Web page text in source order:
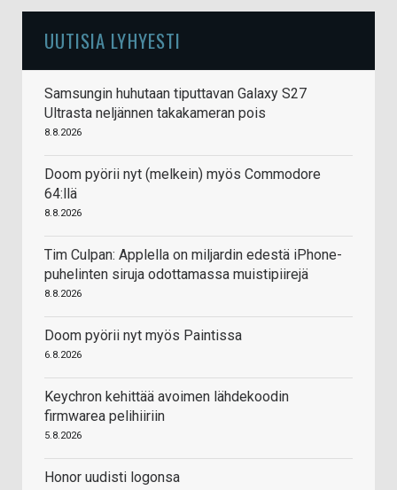
UUTISIA LYHYESTI
Samsungin huhutaan tiputtavan Galaxy S27
Ultrasta neljännen takakameran pois
8.8.2026
Doom pyörii nyt (melkein) myös Commodore
64:llä
8.8.2026
Tim Culpan: Applella on miljardin edestä iPhone-
puhelinten siruja odottamassa muistipiirejä
8.8.2026
Doom pyörii nyt myös Paintissa
6.8.2026
Keychron kehittää avoimen lähdekoodin
firmwarea pelihiiriin
5.8.2026
Honor uudisti logonsa